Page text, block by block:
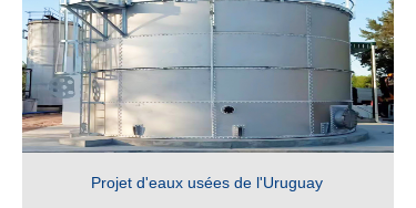
Projet d'eaux usées de l'Uruguay